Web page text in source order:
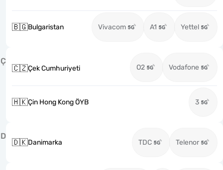
🇧🇬Bulgaristan Vivacom A1 Yettel
Ç
🇨🇿Çek Cumhuriyeti O2 Vodafone
🇭🇰Çin Hong Kong ÖYB 3
D
🇩🇰Danimarka TDC Telenor